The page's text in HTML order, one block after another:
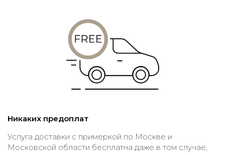
Никаких предоплат
Услуга доставки с примеркой по Москве и
Московской области бесплатна даже в том случае,